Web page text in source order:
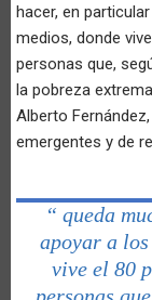
hacer, en
medios, donde
personas que,
la pobreza
Alberto
emergentes y de
“ queda
apoyar a los
vive el 80